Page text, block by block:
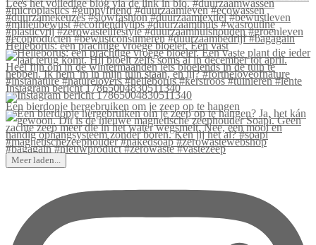
Helleborus: een prachtige vroege bloeier. Een vast
Instagram bericht 17865004830511340
Een bierdopje hergebruiken om je zeep op te hangen
Meer laden...